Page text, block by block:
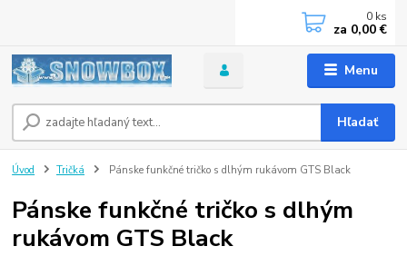
Menu
Hľadať
0 ks
za 0,00 €
Úvod Tričká Pánske funkčné tričko s dlhým rukávom GTS Black
Pánske funkčné tričko s dlhým
rukávom GTS Black